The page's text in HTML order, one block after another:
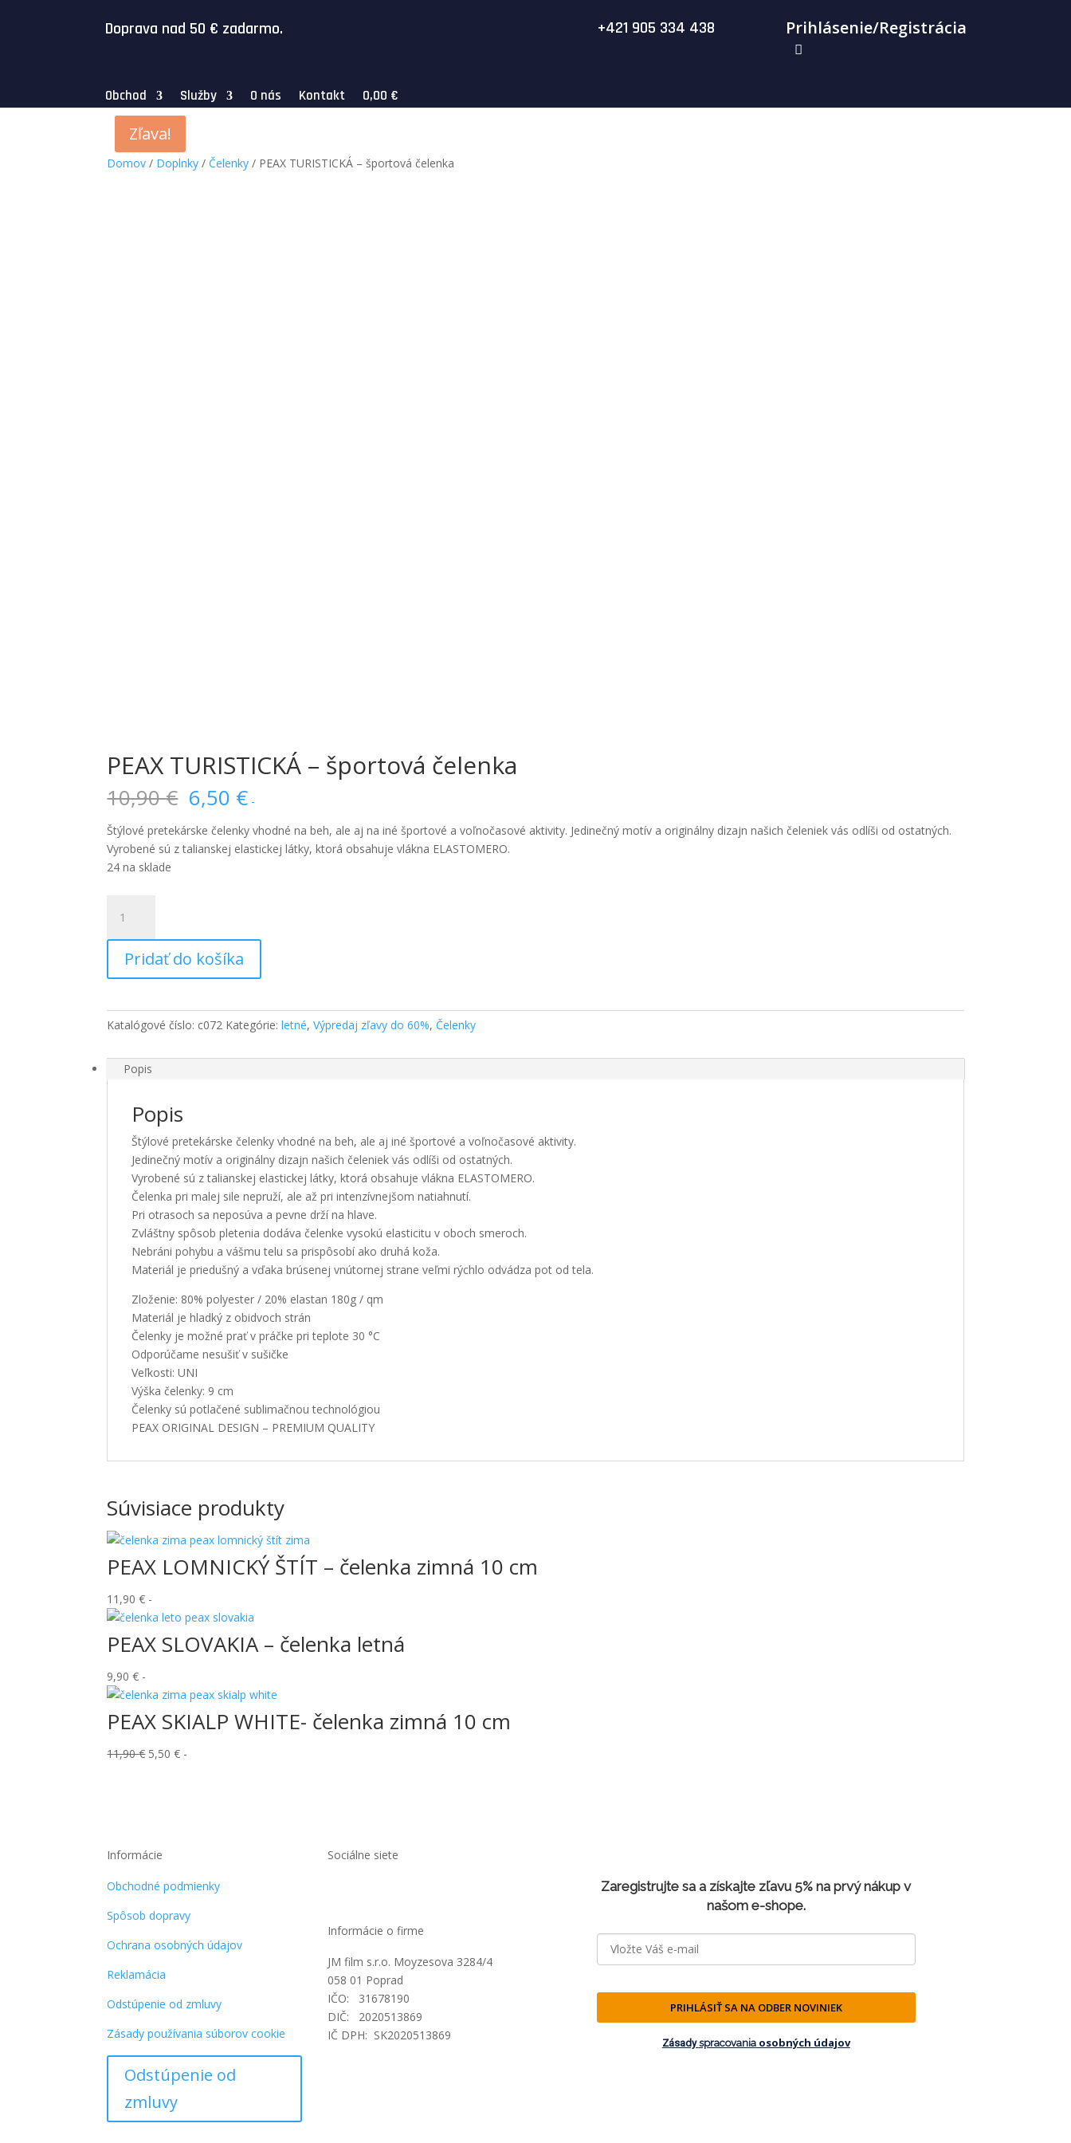
Doprava nad 50 € zadarmo. +421 905 334 438 Prihlásenie/Registrácia
Obchod Služby O nás Kontakt 0,00 €
Domov / Doplnky / Čelenky / PEAX TURISTICKÁ – športová čelenka
Zľava!
PEAX TURISTICKÁ – športová čelenka
10,90€ Pôvodná
cena
bola:
10,90 €.
6,50 €Aktuálna
cena
je:
6,50 €.
-
Štýlové pretekárske čelenky vhodné na beh, ale aj na iné športové a voľnočasové aktivity. Jedinečný motív a originálny dizajn našich čeleniek vás odlíši od ostatných.
Vyrobené sú z talianskej elastickej látky, ktorá obsahuje vlákna ELASTOMERO.
24 na sklade
PEAX
TURISTICKÁ
športová
Pridať do košíka
Katalógové číslo: c072 Kategórie:letné,Výpredaj zľavy do 60%, Čelenky
Popis
Popis
Štýlové pretekárske čelenky vhodné na beh, ale aj iné športové a voľnočasové aktivity.
Jedinečný motív a originálny dizajn našich čeleniek vás odlíši od ostatných.
Vyrobené sú z talianskej elastickej látky, ktorá obsahuje vlákna ELASTOMERO.
Čelenka pri malej sile nepruží, ale až pri intenzívnejšom natiahnutí.
Pri otrasoch sa neposúva a pevne drží na hlave.
Zvláštny spôsob pletenia dodáva čelenke vysokú elasticitu v oboch smeroch.
Nebráni pohybu a vášmu telu sa prispôsobí ako druhá koža.
Materiál je priedušný a vďaka brúsenej vnútornej strane veľmi rýchlo odvádza pot od tela.
Zloženie: 80% polyester / 20% elastan 180g / qm
Materiál je hladký z obidvoch strán
Čelenky je možné prať v práčke pri teplote 30 °C
Odporúčame nesušiť v sušičke
Veľkosti: UNI
Výška čelenky: 9 cm
Čelenky sú potlačené sublimačnou technológiou
PEAX ORIGINAL DESIGN – PREMIUM QUALITY
Súvisiace produkty
PEAX LOMNICKÝ ŠTÍT – čelenka zimná 10 cm
11,90€ -
PEAX SLOVAKIA – čelenka letná
9,90€ -
Zľava!
PEAX SKIALP WHITE- čelenka zimná 10 cm
11,90€ Pôvodná
5,50€Aktuálna
-
Informácie
Obchodné podmienky
Spôsob dopravy
Ochrana osobných údajov
Reklamácia
Odstúpenie od zmluvy
Zásady používania súborov cookie
Odstúpenie od
zmluvy
Sociálne siete
Informácie o firme
JM film s.r.o. Moyzesova 3284/4
058 01 Poprad
IČO: 31678190
DIČ: 2020513869
IČ DPH: SK2020513869
Zaregistrujte sa a získajte zľavu 5% na prvý nákup v
našom e-shope.
PRIHLÁSIŤ SA NA ODBER NOVINIEK
Zásady spracovaniaosobných údajov